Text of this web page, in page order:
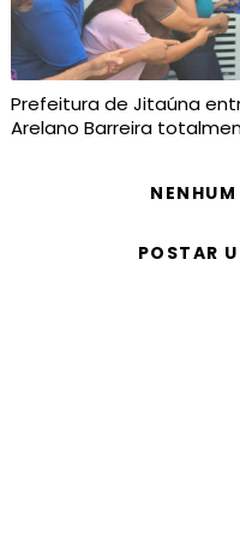
Prefeitura de Jitaúna
Arelano Barreira
POSTAR